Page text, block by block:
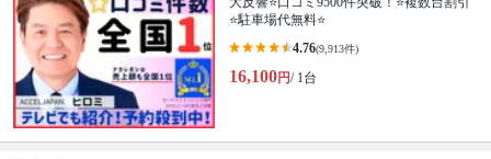
⭐駐車場代無料⭐
4.76(9,913件)
16,100円/ 1台